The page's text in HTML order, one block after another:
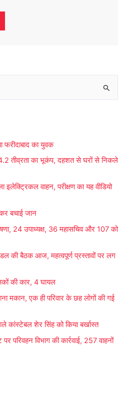
फरीदाबाद का युवक
तीव्रता का भूकंप, दहशत से घरों से निकले
इलेक्ट्रिकल वाहन, परीक्षण का यह वीडियो
बचाई जान
24 उपाध्यक्ष, 36 महासचिव और 107 को
की बैठक आज, महत्वपूर्ण प्रस्तावों पर लग
की कार, 4 घायल
मकान, एक ही परिवार के छह लोगों की गई
कांस्टेबल शेर सिंह को किया बर्खास्त
परिवहन विभाग की कार्रवाई, 257 वाहनों